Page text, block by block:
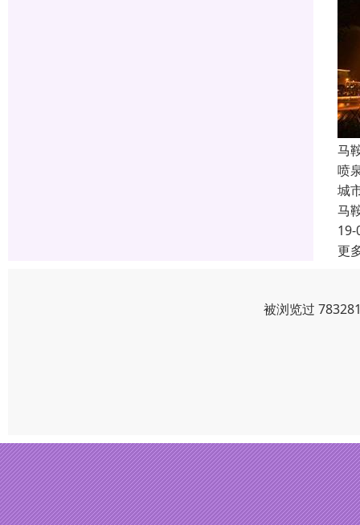
马
喷
城
马
19-
更
被浏览过